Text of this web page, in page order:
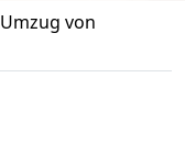
Umzug von